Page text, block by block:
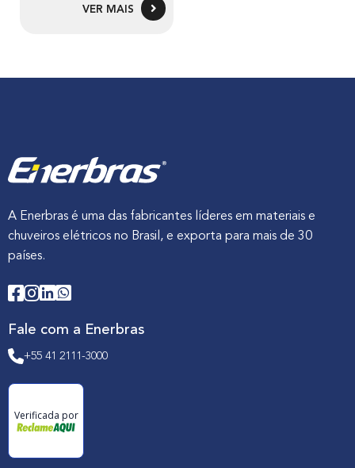
VER MAIS
A Enerbras é uma das fabricantes líderes em materiais e
chuveiros elétricos no Brasil, e exporta para mais de 30
países.
Fale com a Enerbras
+55 41 2111-3000
Verificada por